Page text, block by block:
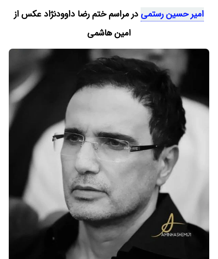
امیر حسین رستمی در مراسم ختم رضا داوودنژاد عکس از
امین هاشمی